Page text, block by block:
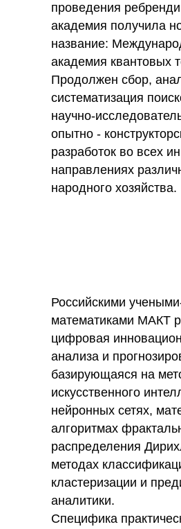
проведения
академия получила
название:
академия квантовых
Продолжен сбор,
систематизация
научно-
опытно -
разработок во всех
направлениях
народного хозяйства.
Российскими
математиками МАКТ
цифровая
анализа и
базирующаяся на
искусственного
нейронных сетях,
алгоритмах
распределения
методах
кластеризации и
аналитики.
Специфика